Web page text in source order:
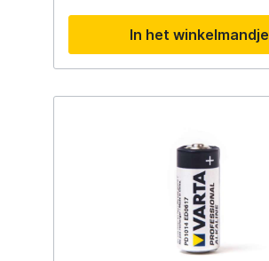
In het winkelmandje